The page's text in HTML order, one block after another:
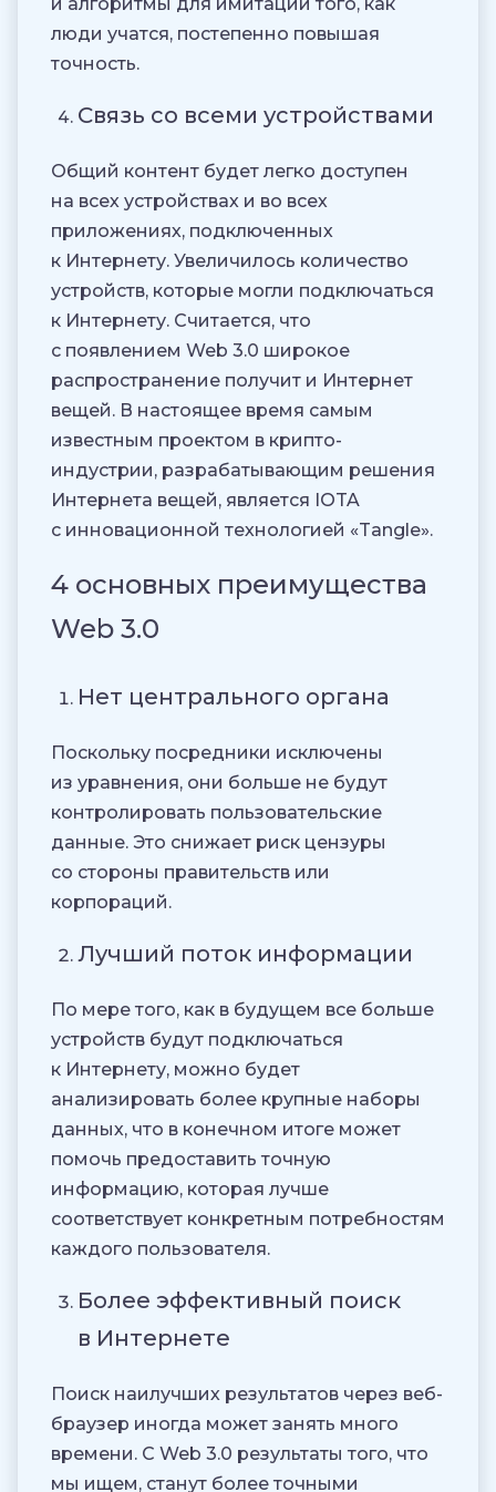
люди учатся, постепенно повышая
точность.
Связь со всеми устройствами
Общий контент будет легко доступен
на всех устройствах и во всех
приложениях, подключенных
к Интернету. Увеличилось количество
устройств, которые могли подключаться
к Интернету. Считается, что
с появлением Web 3.0 широкое
распространение получит и Интернет
вещей. В настоящее время самым
известным проектом в крипто-
индустрии, разрабатывающим решения
Интернета вещей, является IOTA
с инновационной технологией «Tangle».
4 основных преимущества
Web 3.0
Нет центрального органа
Поскольку посредники исключены
из уравнения, они больше не будут
контролировать пользовательские
данные. Это снижает риск цензуры
со стороны правительств или
корпораций.
Лучший поток информации
По мере того, как в будущем все больше
устройств будут подключаться
к Интернету, можно будет
анализировать более крупные наборы
данных, что в конечном итоге может
помочь предоставить точную
информацию, которая лучше
соответствует конкретным потребностям
каждого пользователя.
Более эффективный поиск
в Интернете
Поиск наилучших результатов через веб-
браузер иногда может занять много
времени. С Web 3.0 результаты того, что
мы ищем, станут более точными